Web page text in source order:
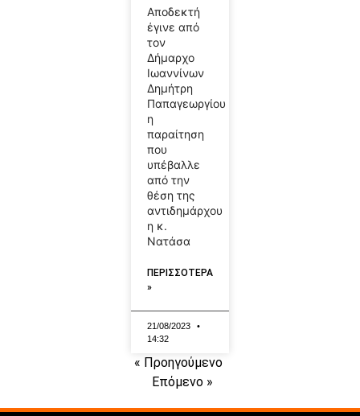
Αποδεκτή
έγινε από
τον
Δήμαρχο
Ιωαννίνων
Δημήτρη
Παπαγεωργίου
η
παραίτηση
που
υπέβαλλε
από την
θέση της
αντιδημάρχου
η κ.
Νατάσα
ΠΕΡΙΣΣΟΤΕΡΑ
»
21/08/2023
14:32
« Προηγούμενο
Επόμενο »